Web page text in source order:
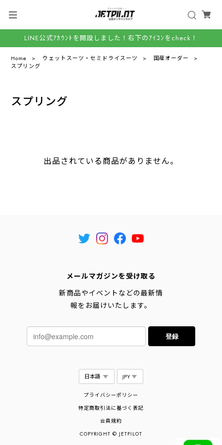
LINE公式ｱｶｳﾝﾄを開設しました！右下のｱｲｺﾝをcheck！
Home ウェットスーツ・セミドライスーツ
国産オーダー
スプリング
スプリング
出品されている商品がありません。
メールマガジンを受け取る
新商品やイベントなどの最新情
報をお届けいたします。
登録
プライバシーポリシー
特定商取引法に基づく表記
会員規約
COPYRIGHT © JETPILOT